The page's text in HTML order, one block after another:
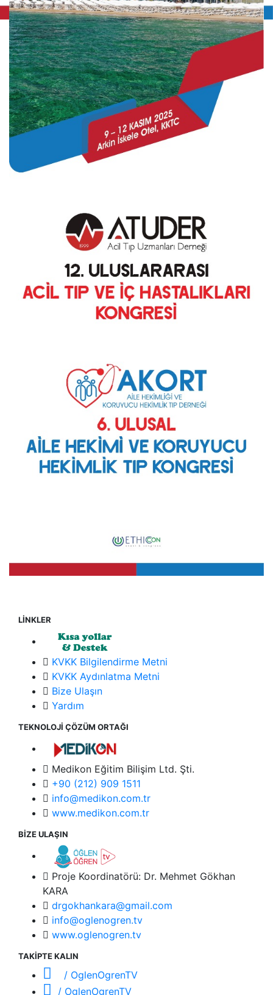
LİNKLER
KVKK Bilgilendirme Metni
KVKK Aydınlatma Metni
Bize Ulaşın
Yardım
TEKNOLOJİ ÇÖZÜM ORTAĞI
Medikon Eğitim Bilişim Ltd. Şti.
+90 (212) 909 1511
info@medikon.com.tr
www.medikon.com.tr
BİZE ULAŞIN
Proje Koordinatörü: Dr. Mehmet Gökhan
KARA
drgokhankara@gmail.com
info@oglenogren.tv
www.oglenogren.tv
TAKİPTE KALIN
/ OglenOgrenTV
/ OglenOgrenTV